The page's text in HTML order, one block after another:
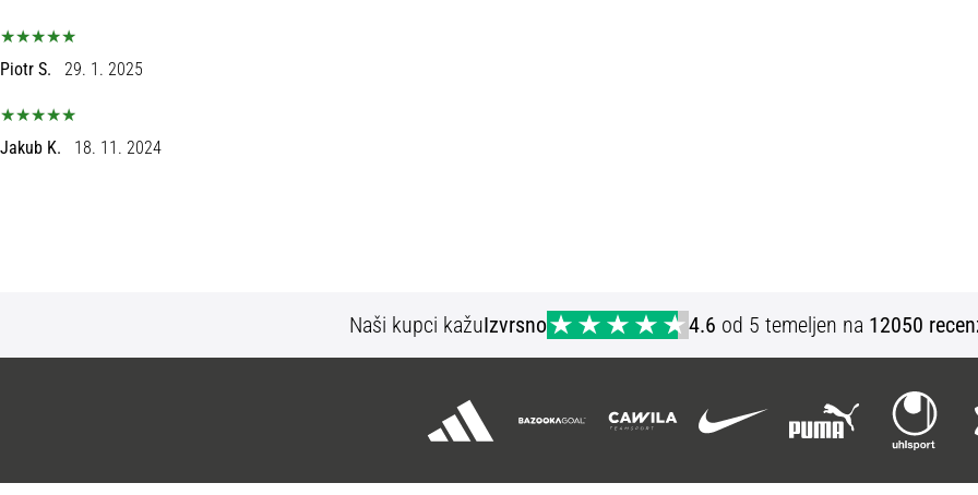
Piotr S. 29. 1. 2025
Jakub K. 18. 11. 2024
Naši kupci kažuIzvrsno 4.6 od 5 temeljen na 12050